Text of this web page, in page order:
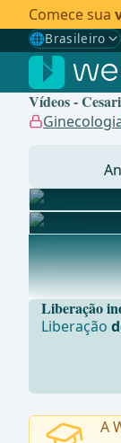
Comece sua
🌐Brasileiro
Gewählte
🇩🇪 Alemão
🇬🇧Inglês
🇧🇷Brasileiro
Vídeos -
... -
Liberação
Liberação
A